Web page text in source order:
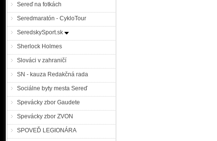
Sereď na fotkách
Seredmaratón - CykloTour
SeredskySport.sk
Sherlock Holmes
Slováci v zahraničí
SN - kauza Redakčná rada
Sociálne byty mesta Sereď
Spevácky zbor Gaudete
Spevácky zbor ZVON
SPOVEĎ LEGIONÁRA